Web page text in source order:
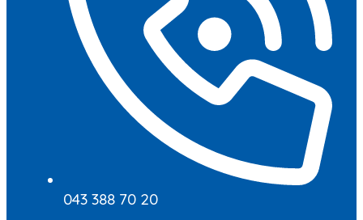
043 388 70 20